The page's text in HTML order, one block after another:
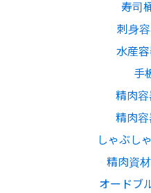
寿司
刺身容
水産容
手
精肉容
精肉容
しゃぶし
精肉資材
オードブ